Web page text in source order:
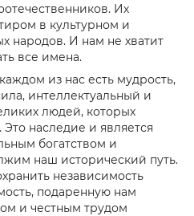
Их
в культурном и
народов. И нам не хватит
все имена.
из нас есть мудрость,
интеллектуальный и
людей, которых
наследие и является
богатством и
наш исторический путь.
независимость
подаренную нам
и честным трудом